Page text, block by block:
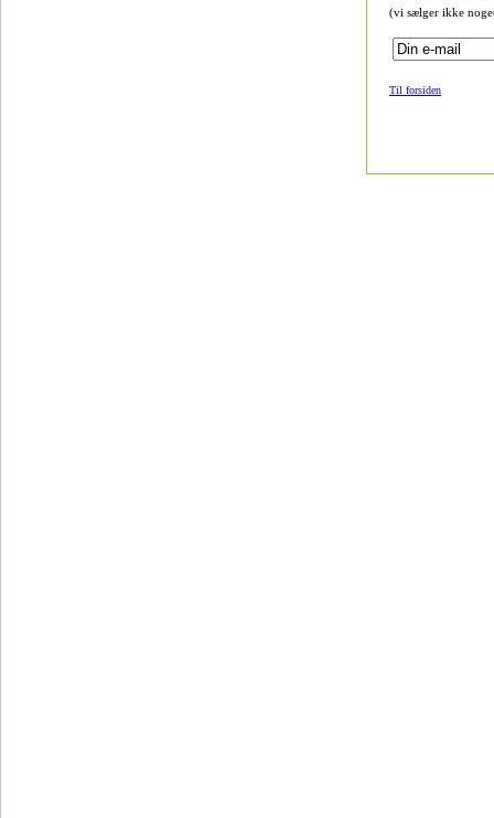
(vi sælger ikke
Til forsiden